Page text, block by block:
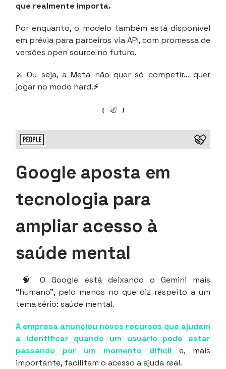
que realmente importa.
Por enquanto, o modelo também está disponível
em prévia para parceiros via API, com promessa de
versões open source no futuro.
⚔️ Ou seja, a Meta não quer só competir… quer
jogar no modo hard.⚡
Google aposta em
tecnologia para
ampliar acesso à
saúde mental
🧠 O Google está deixando o Gemini mais
“humano”, pelo menos no que diz respeito a um
tema sério: saúde mental.
A empresa anunciou novos recursos que ajudam
a identificar quando um usuário pode estar
passando por um momento difícil e, mais
importante, facilitam o acesso a ajuda real.